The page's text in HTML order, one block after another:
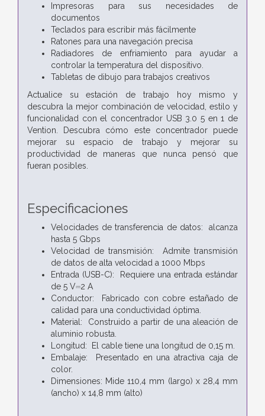
Impresoras para sus necesidades de
documentos
Teclados para escribir más fácilmente
Ratones para una navegación precisa
Radiadores de enfriamiento para ayudar a
controlar la temperatura del dispositivo.
Tabletas de dibujo para trabajos creativos
Actualice su estación de trabajo hoy mismo y
descubra la mejor combinación de velocidad, estilo y
funcionalidad con el concentrador USB 3.0 5 en 1 de
Vention. Descubra cómo este concentrador puede
mejorar su espacio de trabajo y mejorar su
productividad de maneras que nunca pensó que
fueran posibles.
Especificaciones
Velocidades de transferencia de datos: alcanza
hasta 5 Gbps
Velocidad de transmisión: Admite transmisión
de datos de alta velocidad a 1000 Mbps
Entrada (USB-C): Requiere una entrada estándar
de 5 V⎓2 A
Conductor: Fabricado con cobre estañado de
calidad para una conductividad óptima.
Material: Construido a partir de una aleación de
aluminio robusta.
Longitud: El cable tiene una longitud de 0,15 m.
Embalaje: Presentado en una atractiva caja de
color.
Dimensiones: Mide 110,4 mm (largo) x 28,4 mm
(ancho) x 14,8 mm (alto)